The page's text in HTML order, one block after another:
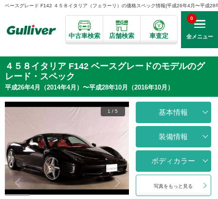
ベースグレード F142 ４５８イタリア（フェラーリ）の価格スペック情報{平成26年4月〜平成
中古車検索 店舗検索 車査定 全メニュー
0
４５８イタリア F142 ベースグレードのモデルのグ
レード・スペック
平成26年4月（2014年4月）〜平成28年10月（2016年10月）
1 /5 基本情報
装備情報
ボディカラー
写真をもっと見る